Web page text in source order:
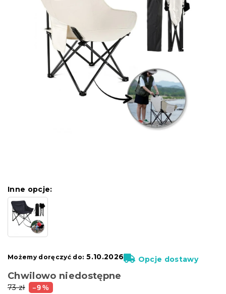
73 zł –9 %
Chwilowo niedostępne
Inne opcje:
Możemy doręczyć do: 5.10.2026 Opcje dostawy